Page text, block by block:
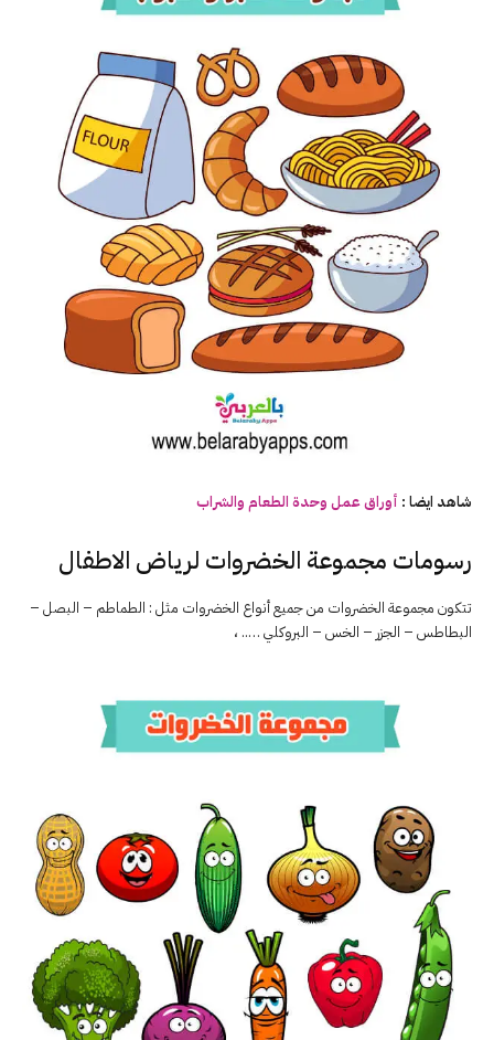
شاهد ايضا : أوراق عمل وحدة الطعام والشراب
رسومات مجموعة الخضروات لرياض الاطفال
تتكون مجموعة الخضروات من جميع أنواع الخضروات مثل : الطماطم – البصل –
البطاطس – الجزر – الخس – البروكلي ….. ،